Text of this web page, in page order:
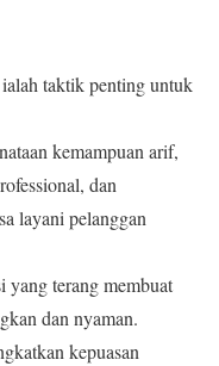
taktik penting untuk
kemampuan arif,
dan
layani pelanggan
yang terang membuat
dan nyaman.
kepuasan